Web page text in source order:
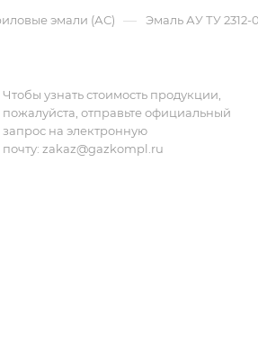
эмали (АС) — Эмаль АУ ТУ 2312-
Чтобы узнать стоимость продукции,
пожалуйста, отправьте официальный
запрос на электронную
почту: zakaz@gazkompl.ru